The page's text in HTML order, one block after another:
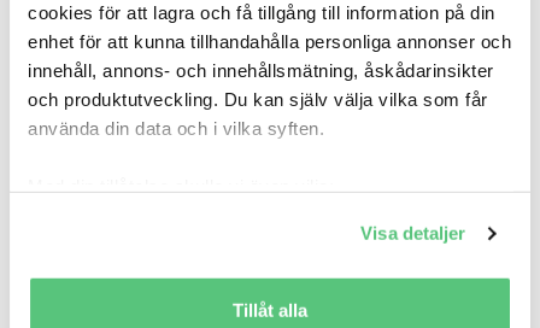
cookies för att lagra och få tillgång till information på din
enhet för att kunna tillhandahålla personliga annonser och
innehåll, annons- och innehållsmätning, åskådarinsikter
och produktutveckling. Du kan själv välja vilka som får
använda din data och i vilka syften.
som kan ha en noggrannhet på upp till flera meter
Identifiera din enhet genom att aktivt skanna den
för specifika kännetecken (fingeravtryck)
Visa detaljer
Tillåt alla
Gratis historik (9)
Räkna på försäkring
Jämför Se bil